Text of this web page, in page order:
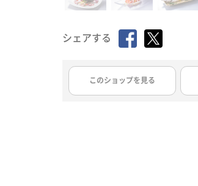
シェアする
このショップを見る